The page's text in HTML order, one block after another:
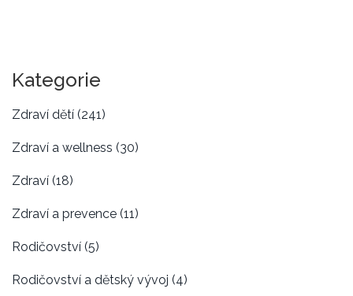
Kategorie
Zdraví dětí (241)
Zdraví a wellness (30)
Zdraví (18)
Zdraví a prevence (11)
Rodičovství (5)
Rodičovství a dětský vývoj (4)